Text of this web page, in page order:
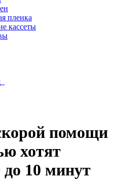
пленка
кассеты
помощи
хотят
до 10 минут